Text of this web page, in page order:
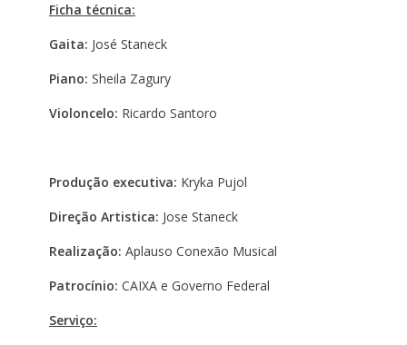
Ficha técnica:
Gaita: José Staneck
Piano: Sheila Zagury
Violoncelo: Ricardo Santoro
Produção executiva: Kryka Pujol
Direção Artistica: Jose Staneck
Realização: Aplauso Conexão Musical
Patrocínio: CAIXA e Governo Federal
Serviço: